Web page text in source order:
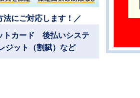
法にご対応します！／
カード 後払いシステ
ト（割賦）など